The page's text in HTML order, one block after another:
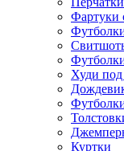
Фартуки
Худи под
Куртки